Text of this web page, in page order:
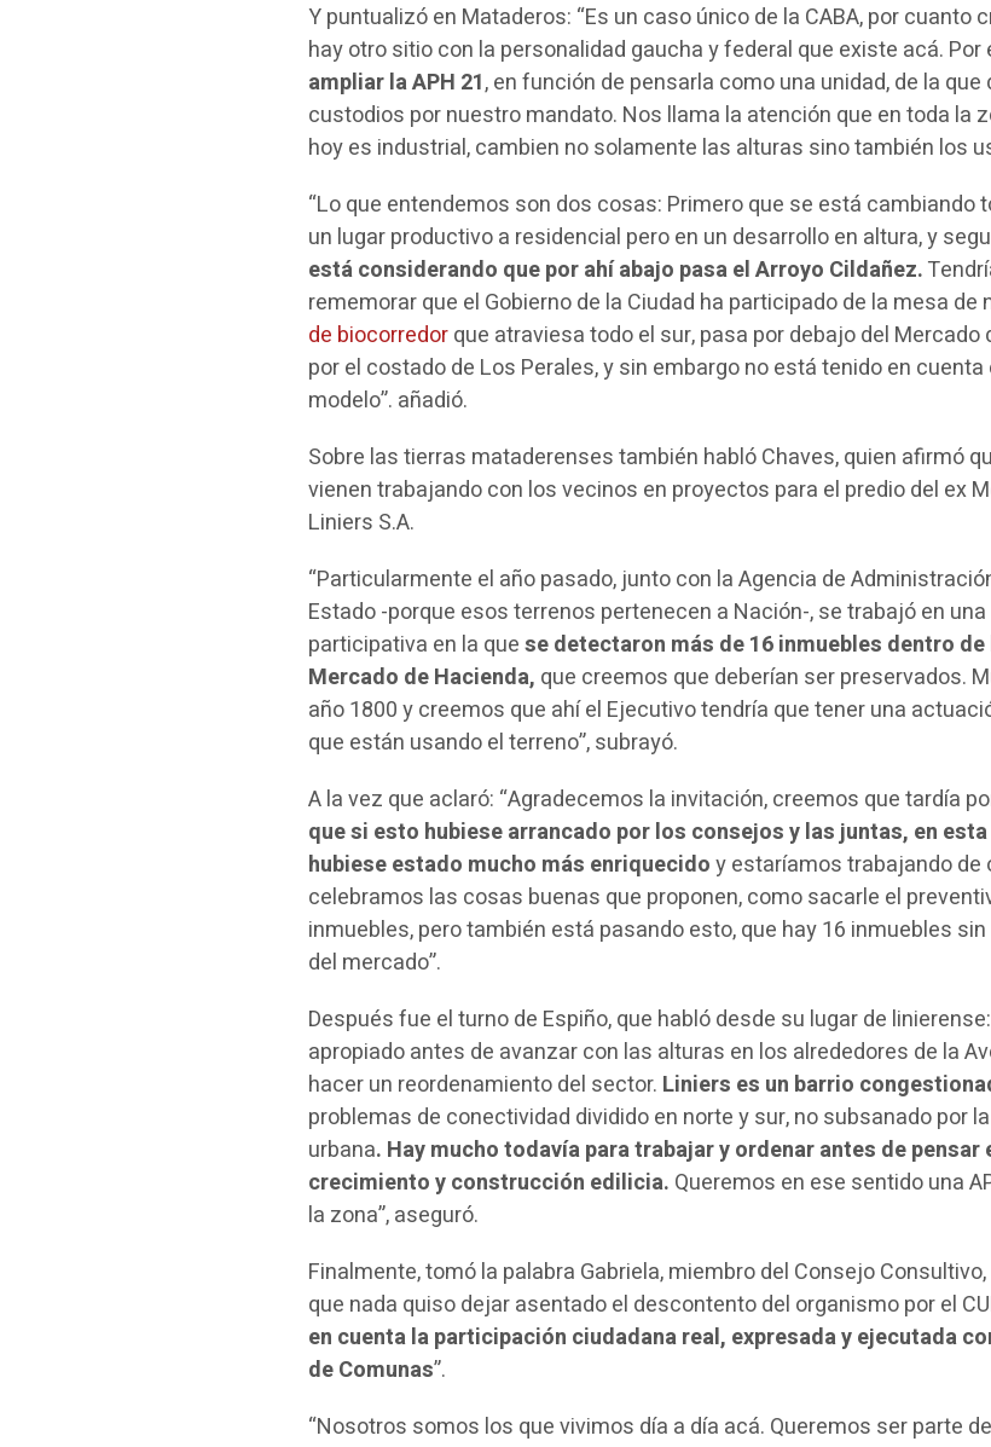
Y puntualizó en Mataderos: “Es un caso único de la CABA, por cuanto
hay otro sitio con la personalidad gaucha y federal que existe acá. Por
ampliar la APH 21, en función de pensarla como una unidad, de la
custodios por nuestro mandato. Nos llama la atención que en toda la
hoy es industrial, cambien no solamente las alturas sino también los
“Lo que entendemos son dos cosas: Primero que se está cambiando
un lugar productivo a residencial pero en un desarrollo en altura, y
está considerando que por ahí abajo pasa el Arroyo Cildañez.
rememorar que el Gobierno de la Ciudad ha participado de la mesa de
de biocorredorque atraviesa todo el sur, pasa por debajo del Mercado
por el costado de Los Perales, y sin embargo no está tenido en
modelo”. añadió.
Sobre las tierras mataderenses también habló Chaves, quien afirmó
vienen trabajando con los vecinos en proyectos para el predio del ex
Liniers S.A.
“Particularmente el año pasado, junto con la Agencia de
Estado -porque esos terrenos pertenecen a Nación-, se trabajó en
participativa en la quese detectaron más de 16 inmuebles dentro de
Mercado de Hacienda, que creemos que deberían ser preservados.
año 1800 y creemos que ahí el Ejecutivo tendría que tener una
que están usando el terreno”, subrayó.
A la vez que aclaró: “Agradecemos la invitación, creemos que tardía
que si esto hubiese arrancado por los consejos y las juntas, en
hubiese estado mucho más enriquecidoy estaríamos trabajando de
celebramos las cosas buenas que proponen, como sacarle el
inmuebles, pero también está pasando esto, que hay 16 inmuebles
del mercado”.
Después fue el turno de Espiño, que habló desde su lugar de
apropiado antes de avanzar con las alturas en los alrededores de la
hacer un reordenamiento del sector. Liniers es un barrio
problemas de conectividad dividido en norte y sur, no subsanado por
urbana. Hay mucho todavía para trabajar y ordenar antes de pensar
crecimiento y construcción edilicia. Queremos en ese sentido una
la zona”, aseguró.
Finalmente, tomó la palabra Gabriela, miembro del Consejo
que nada quiso dejar asentado el descontento del organismo por el
en cuenta la participación ciudadana real, expresada y ejecutada
de Comunas”.
“Nosotros somos los que vivimos día a día acá. Queremos ser parte